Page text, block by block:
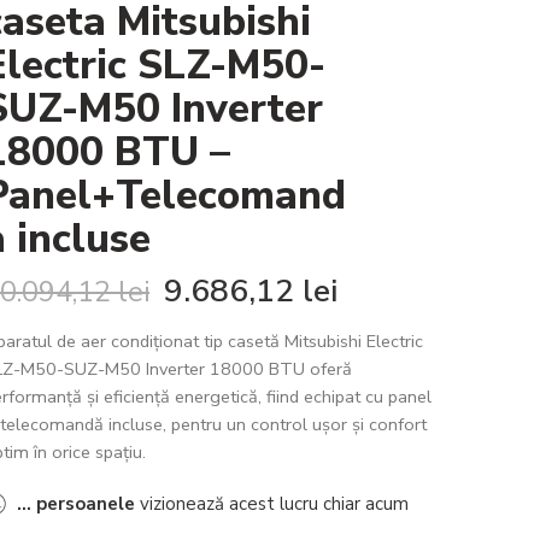
Mitsubishi
SLZ-M50-
M50 Inverter
BTU –
incluse
lei 9.686,12 lei
de aer condiționat tip casetă Mitsubishi Electric
M50-SUZ-M50 Inverter 18000 BTU oferă
și eficiență energetică, fiind echipat cu panel
incluse, pentru un control ușor și confort
în orice spațiu.
... persoanele vizionează acest lucru chiar acum